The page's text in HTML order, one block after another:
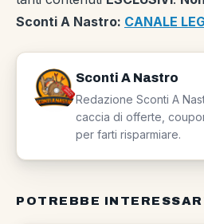
Sconti A Nastro: CANALE
Sconti A Nastro
Redazione Sconti A
caccia di offerte,
per farti risparmiare.
POTREBBE